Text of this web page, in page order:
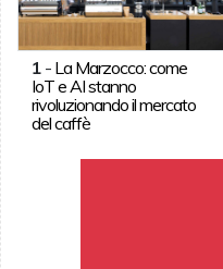
1- La Marzocco: come
IoT e AI stanno
rivoluzionando il mercato
del caffè